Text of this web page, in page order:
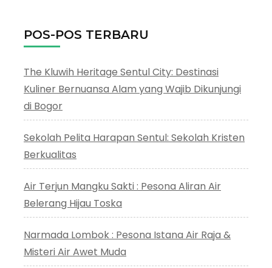
POS-POS TERBARU
The Kluwih Heritage Sentul City: Destinasi
Kuliner Bernuansa Alam yang Wajib Dikunjungi
di Bogor
Sekolah Pelita Harapan Sentul: Sekolah Kristen
Berkualitas
Air Terjun Mangku Sakti : Pesona Aliran Air
Belerang Hijau Toska
Narmada Lombok : Pesona Istana Air Raja &
Misteri Air Awet Muda